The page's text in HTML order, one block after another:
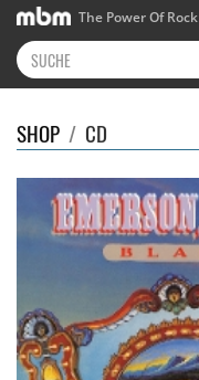
The Power Of Rock
SHOP / CD